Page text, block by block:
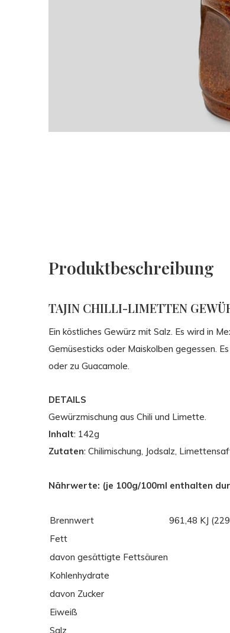
Produktbeschreibung
TAJIN CHILLI-LIMETTEN
Ein köstliches Gewürz mit Salz. Es wird in
Gemüsesticks oder Maiskolben gegessen.
oder zu Guacamole.
DETAILS
Gewürzmischung aus Chili und Limette.
Inhalt: 142g
Zutaten: Chilimischung, Jodsalz,
Nährwerte: (je 100g/100ml enthalten
Brennwert
961,48 KJ
Fett
davon gesättigte Fettsäuren
Kohlenhydrate
davon Zucker
Eiweiß
Salz